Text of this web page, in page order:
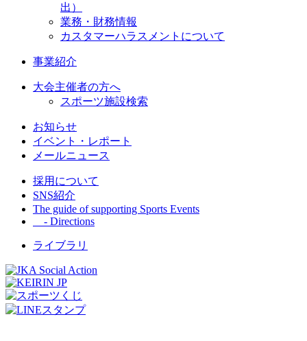
出）
業務・財務情報
カスタマーハラスメントについて
事業紹介
大会主催者の方へ
スポーツ施設検索
お知らせ
イベント・レポート
メールニュース
採用について
SNS紹介
The guide of supporting Sports Events
- Directions
ライブラリ